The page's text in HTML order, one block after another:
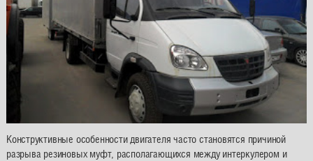
Конструктивные особенности двигателя часто становятся причиной
разрыва резиновых муфт, располагающихся между интеркулером и